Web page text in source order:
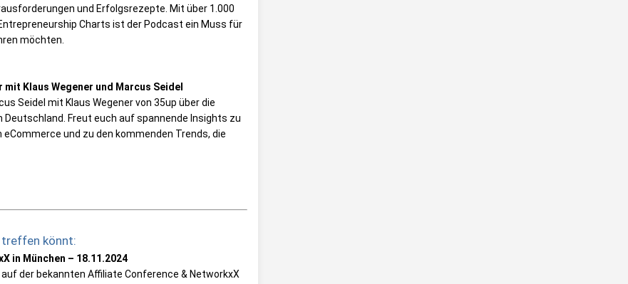
und Erfolgsrezepte. Mit über 1.000
Charts ist der Podcast ein Muss für
möchten.
Klaus Wegener und Marcus Seidel
Seidel mit Klaus Wegener von 35up über die
Freut euch auf spannende Insights zu
und zu den kommenden Trends, die
treffen könnt:
in München – 18.11.2024
der bekannten Affiliate Conference & NetworkxX